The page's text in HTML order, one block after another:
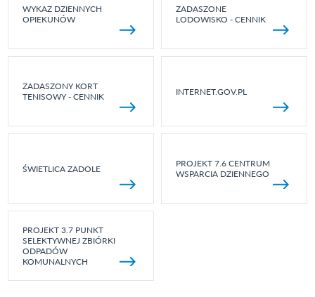
WYKAZ DZIENNYCH
OPIEKUNÓW
ZADASZONE
LODOWISKO - CENNIK
ZADASZONY KORT
TENISOWY - CENNIK
INTERNET.GOV.PL
ŚWIETLICA ZADOLE
PROJEKT 7.6 CENTRUM
WSPARCIA DZIENNEGO
PROJEKT 3.7 PUNKT
SELEKTYWNEJ ZBIÓRKI
ODPADÓW
KOMUNALNYCH